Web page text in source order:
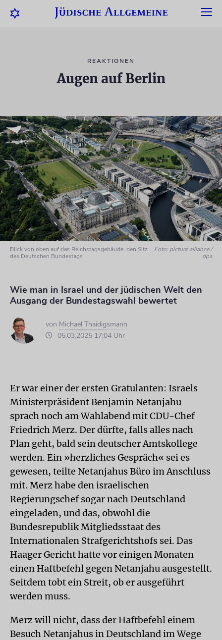
REAKTIONEN
Augen auf Berlin
Blick von oben auf das Reichstagsgebäude, den Sitz
des Deutschen Bundestags
Foto: picture alliance /
dpa
Wie man in Israel und der jüdischen Welt den
Ausgang der Bundestagswahl bewertet
von Michael Thaidigsmann
05.03.2025 17:04 Uhr
Er war einer der ersten Gratulanten: Israels
Ministerpräsident Benjamin Netanjahu
sprach noch am Wahlabend mit CDU-Chef
Friedrich Merz. Der dürfte, falls alles nach
Plan geht, bald sein deutscher Amtskollege
werden. Ein »herzliches Gespräch« sei es
gewesen, teilte Netanjahus Büro im Anschluss
mit. Merz habe den israelischen
Regierungschef sogar nach Deutschland
eingeladen, und das, obwohl die
Bundesrepublik Mitgliedsstaat des
Internationalen Strafgerichtshofs sei. Das
Haager Gericht hatte vor einigen Monaten
einen Haftbefehl gegen Netanjahu ausgestellt.
Seitdem tobt ein Streit, ob er ausgeführt
werden muss.
Merz will nicht, dass der Haftbefehl einem
Besuch Netanjahus in Deutschland im Wege